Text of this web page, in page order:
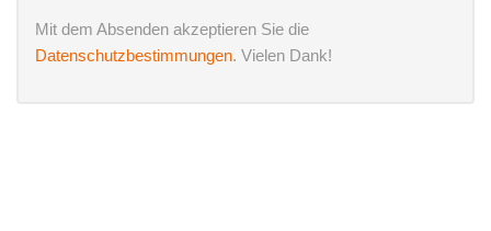
Mit dem Absenden akzeptieren Sie die
Datenschutzbestimmungen. Vielen Dank!